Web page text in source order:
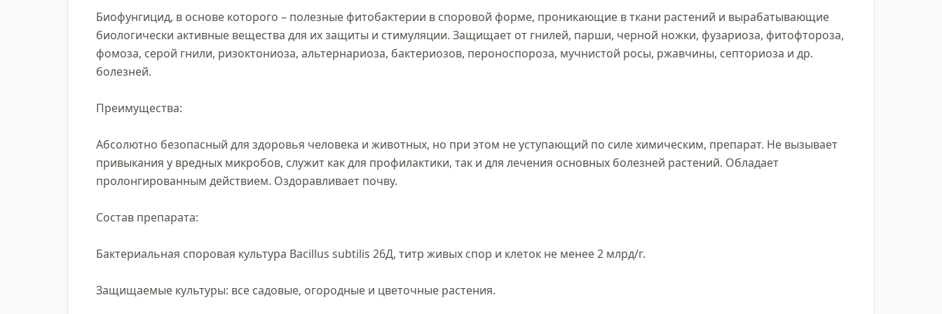
Биофунгицид, в основе которого – полезные фитобактерии в споровой форме, проникающие в ткани растений и вырабатывающие
биологически активные вещества для их защиты и стимуляции. Защищает от гнилей, парши, черной ножки, фузариоза, фитофтороза,
фомоза, серой гнили, ризоктониоза, альтернариоза, бактериозов, пероноспороза, мучнистой росы, ржавчины, септориоза и др.
болезней.
Преимущества:
Абсолютно безопасный для здоровья человека и животных, но при этом не уступающий по силе химическим, препарат. Не вызывает
привыкания у вредных микробов, служит как для профилактики, так и для лечения основных болезней растений. Обладает
пролонгированным действием. Оздоравливает почву.
Состав препарата:
Бактериальная споровая культура Bacillus subtilis 26Д, титр живых спор и клеток не менее 2 млрд/г.
Защищаемые культуры: все садовые, огородные и цветочные растения.